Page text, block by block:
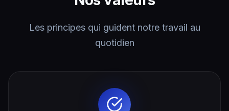
Les principes qui guident notre travail au
quotidien